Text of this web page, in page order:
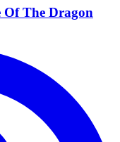
Of The Dragon